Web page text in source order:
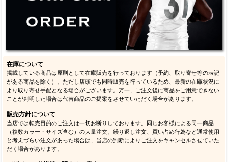
在庫について
掲載している商品は原則として在庫販売を行っております（予約、取り寄せ等の表記
がある商品を除く）。ただし店頭でも同時販売を行っているため、最新の在庫状況に
より取り寄せ手配となる場合がございます。万一、ご注文後に商品をご用意できない
ことが判明した場合は代替商品のご提案をさせていただく場合があります。
販売方針について
当店では転売目的のご注文は一切お断りしております。同じお客様による同一商品
（複数カラー・サイズ含む）の大量注文、繰り返し注文、買い占め行為など通常使用
と考えづらい注文があった場合は、当店の判断によりご注文をキャンセルさせていた
だく場合があります。